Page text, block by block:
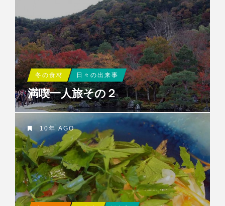
冬の食材 日々の出来事
満喫一人旅その２
10年 AGO